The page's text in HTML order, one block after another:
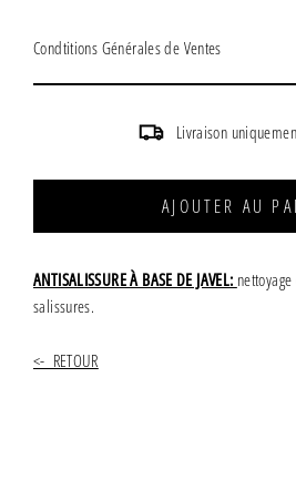
Condtitions Générales de Ventes
Livraison
AJOUTER AU
ANTISALISSURE À BASE DE JAVEL:
salissures.
<- RETOUR